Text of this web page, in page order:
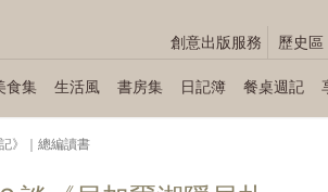
創意出版服務 歷史區
食集 生活風 書房集 日記簿 餐桌週記
》｜總編讀書